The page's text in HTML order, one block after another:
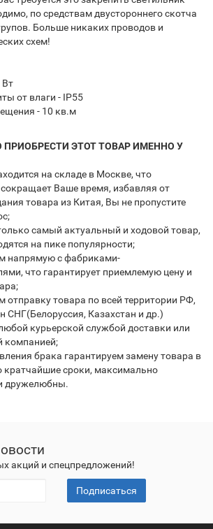
по средствам двустороннего скотча
Больше никаких проводов и
схем!
Вт
от влаги - IP55
- 10 кв.м
ЭТОТ ТОВАР ИМЕННО У
на складе в Москве, что
Ваше время, избавляя от
товара из Китая, Вы не пропустите
самый актуальный и ходовой товар,
на пике популярности;
напрямую с фабриками-
что гарантирует приемлемую цену и
отправку товара по всей территории РФ,
СНГ(Белоруссия, Казахстан и др.)
курьерской службой доставки или
компанией;
брака гарантируем замену товара в
кратчайшие сроки, максимально
дружелюбны.
акций и спецпредложений!
Подписаться